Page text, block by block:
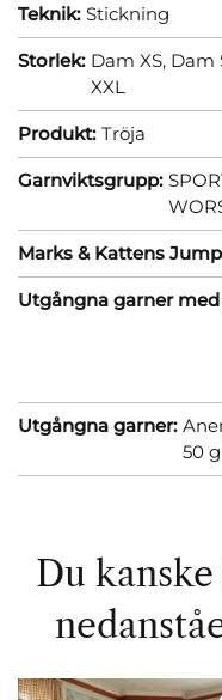
Teknik: Stickning
Storlek: Dam XS, Dam
XXL
Produkt: Tröja
Garnviktsgrupp:
Marks & Kattens
Utgångna garner
Utgångna garner:
50
Du